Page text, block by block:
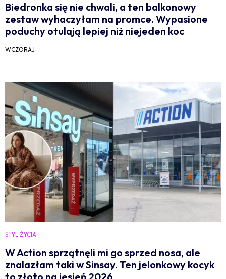
Biedronka się nie chwali, a ten balkonowy
zestaw wyhaczyłam na promce. Wypasione
poduchy otulają lepiej niż niejeden koc
WCZORAJ
STYL ŻYCIA
W Action sprzątnęli mi go sprzed nosa, ale
znalazłam taki w Sinsay. Ten jelonkowy kocyk